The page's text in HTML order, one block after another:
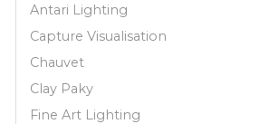
Antari Lighting
Capture Visualisation
Chauvet
Clay Paky
Fine Art Lighting